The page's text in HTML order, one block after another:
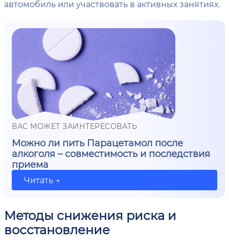
автомобиль или участвовать в активных занятиях.
ВАС МОЖЕТ ЗАИНТЕРЕСОВАТЬ
Можно ли пить Парацетамол после
алкоголя – совместимость и последствия
приема
Читать →
Методы снижения риска и
восстановление